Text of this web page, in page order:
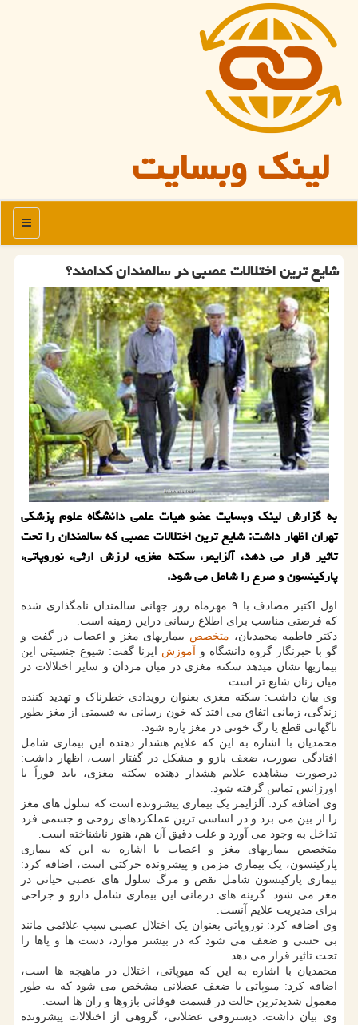
لینک وبسایت
منو
شایع ترین اختلالات عصبی در سالمندان کدامند؟
به گزارش لینک وبسایت عضو هیات علمی دانشگاه علوم پزشکی
تهران اظهار داشت: شایع ترین اختلالات عصبی که سالمندان را تحت
تاثیر قرار می دهد، آلزایمر، سکته مغزی، لرزش ارثی، نوروپاتی،
پارکینسون و صرع را شامل می شود.
اول اکتبر مصادف با ۹ مهرماه روز جهانی سالمندان نامگذاری شده
که فرصتی مناسب برای اطلاع رسانی دراین زمینه است.
دکتر فاطمه محمدیان، متخصص بیماریهای مغز و اعصاب در گفت و
گو با خبرنگار گروه دانشگاه و
آموزش ایرنا گفت: شیوع جنسیتی این
بیماریها نشان میدهد سکته مغزی در میان مردان و سایر اختلالات در
میان زنان شایع تر است.
وی بیان داشت: سکته مغزی بعنوان رویدادی خطرناک و تهدید کننده
زندگی، زمانی اتفاق می افتد که خون رسانی به قسمتی از مغز بطور
ناگهانی قطع یا رگ خونی در مغز پاره شود.
محمدیان با اشاره به این که علایم هشدار دهنده این بیماری شامل
افتادگی صورت، ضعف بازو و مشکل در گفتار است، اظهار داشت:
درصورت مشاهده علایم هشدار دهنده سکته مغزی، باید فوراً با
اورژانس تماس گرفته شود.
وی اضافه کرد: آلزایمر یک بیماری پیشرونده است که سلول های مغز
را از بین می برد و در اساسی ترین عملکردهای روحی و جسمی فرد
تداخل به وجود می آورد و علت دقیق آن هم، هنوز ناشناخته است.
متخصص بیماریهای مغز و اعصاب با اشاره به این که بیماری
پارکینسون، یک بیماری مزمن و پیشرونده حرکتی است، اضافه کرد:
بیماری پارکینسون شامل نقص و مرگ سلول های عصبی حیاتی در
مغز می شود. گزینه های درمانی این بیماری شامل دارو و جراحی
برای مدیریت علایم آنست.
وی اضافه کرد: نوروپاتی بعنوان یک اختلال عصبی سبب علائمی مانند
بی حسی و ضعف می شود که در بیشتر موارد، دست ها و پاها را
تحت تاثیر قرار می دهد.
محمدیان با اشاره به این که میوپاتی، اختلال در ماهیچه ها است،
اضافه کرد: میوپاتی با ضعف عضلانی مشخص می شود که به طور
معمول شدیدترین حالت در قسمت فوقانی بازوها و ران ها است.
وی بیان داشت: دیستروفی عضلانی، گروهی از اختلالات پیشرونده